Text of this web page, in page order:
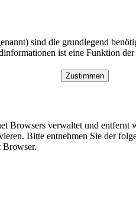
sind die grundlegend
ist eine Funktion der
Zustimmen
Browsers verwaltet und entfernt
Bitte entnehmen Sie der
Browser.